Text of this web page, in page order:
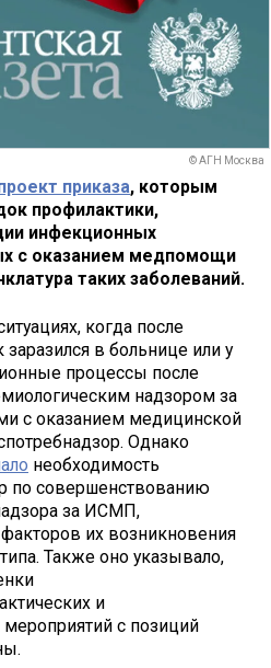
© АГН Москва
приказа, которым
профилактики,
инфекционных
с оказанием медпомощи
таких заболеваний.
когда после
заразился в больнице или у
процессы после
надзором за
с оказанием медицинской
Однако
необходимость
по совершенствованию
за ИСМП,
их возникновения
Также оно указывало,
и
с позиций